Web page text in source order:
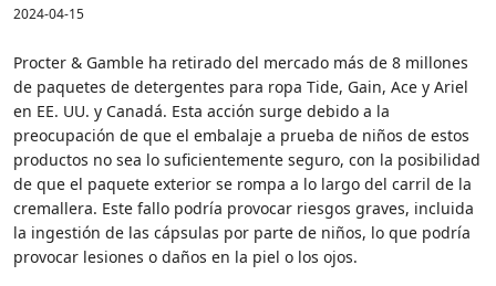
2024-04-15
Procter & Gamble ha retirado del mercado más de 8 millones
de paquetes de detergentes para ropa Tide, Gain, Ace y Ariel
en EE. UU. y Canadá. Esta acción surge debido a la
preocupación de que el embalaje a prueba de niños de estos
productos no sea lo suficientemente seguro, con la posibilidad
de que el paquete exterior se rompa a lo largo del carril de la
cremallera. Este fallo podría provocar riesgos graves, incluida
la ingestión de las cápsulas por parte de niños, lo que podría
provocar lesiones o daños en la piel o los ojos.